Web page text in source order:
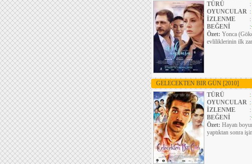
TÜRÜ
:
OYUNCULAR :
İZLENME
BEĞENİ
:
Özet: Yonca
evliliklerinin ilk
GELECEKTEN BIR GÜN [2010]
TÜRÜ
:
OYUNCULAR :
İZLENME
BEĞENİ
:
Özet: Hayatı
yaptıktan sonra